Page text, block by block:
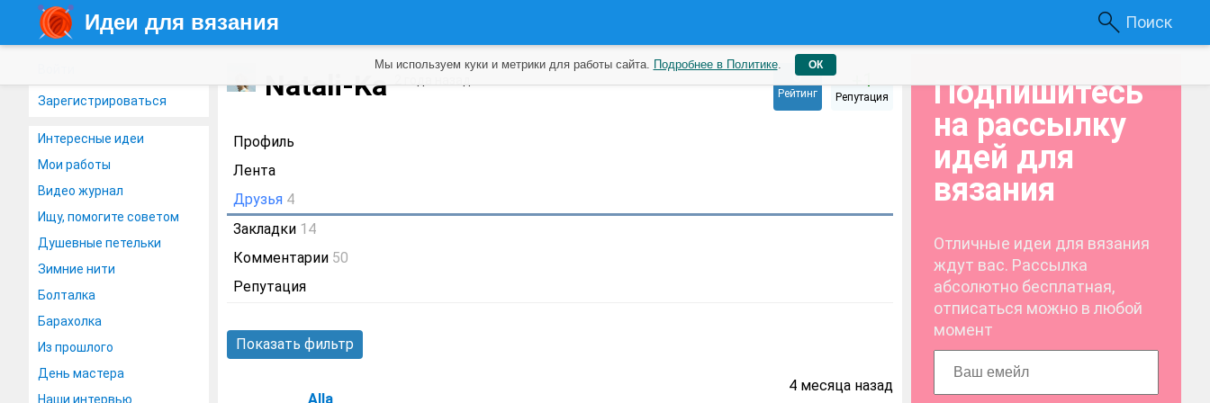
Идеи для вязания Поиск
Зарегистрироваться
Интересные идеи
Мои работы
Видео журнал
Ищу, помогите советом
Душевные петельки
Зимние нити
Болталка
Барахолка
Из прошлого
День мастера
Наши интервью
Natali-Ka 0
Рейтинг
+1
Репутация
Профиль
Лента
Друзья 4
Закладки 14
Комментарии 50
Репутация
Показать фильтр
Alla
4 месяца назад
Подпишитесь
на рассылку
идей для
вязания
Отличные идеи для вязания
ждут вас. Рассылка
абсолютно бесплатная,
отписаться можно в любой
момент
Мы используем куки и метрики для работы сайта. Подробнее в Политике. ОК